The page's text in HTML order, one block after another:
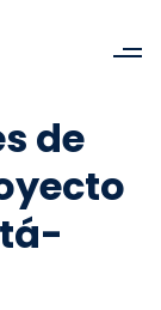
de